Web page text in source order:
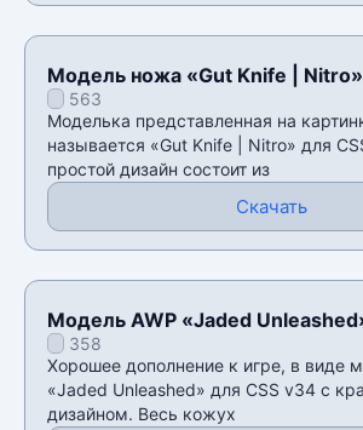
Модель ножа «Gut Knife |
563
Моделька представленная на
называется «Gut Knife | Nitro» для
простой дизайн состоит из
Скачать
Модель AWP «Jaded
v34358
Хорошее дополнение к игре, в виде
«Jaded Unleashed» для CSS v34 с
дизайном. Весь кожух